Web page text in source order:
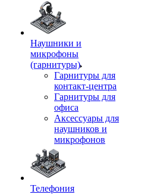
Наушники и
микрофоны
(гарнитуры)
Гарнитуры для
контакт-центра
Гарнитуры для
офиса
Аксессуары для
наушников и
микрофонов
Телефония